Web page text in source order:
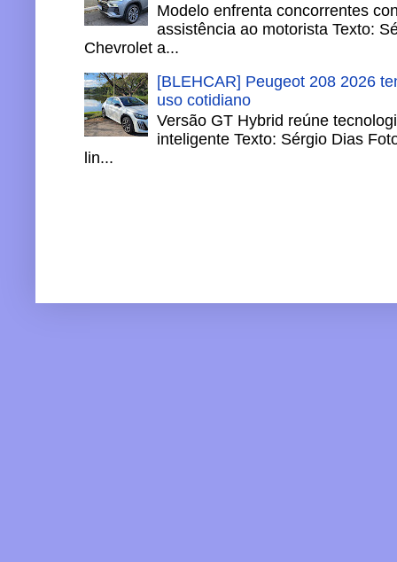
Modelo enfrenta concorrentes
assistência ao motorista Texto:
Chevrolet a...
[BLEHCAR] Peugeot 208 2026
uso cotidiano
Versão GT Hybrid reúne
inteligente Texto: Sérgio Dias
lin...